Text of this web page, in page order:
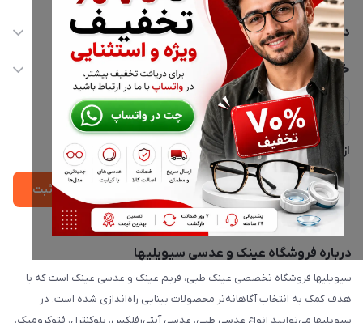
02177116909
info@civiliha.com
ارسال فوری در تهران + ارسال به سراسر کشور
دسترسی سریع
حساب کاربری
مجله فروشگاه
لیست محصولات
درباره ما
خدمات مشتریان
حریم خصوصی
پشتیبانی واتساپ 09397003162
از جدید‌ترین تخفیف‌ها با‌ خبر شوید
ثبت
درباره فروشگاه عینک و عدسی سیویلیها
سیویلیها فروشگاه تخصصی عینک طبی، فریم عینک و عدسی عینک است که با
هدف کمک به انتخاب آگاهانه‌تر محصولات بینایی راه‌اندازی شده است. در
سیویلیها می‌توانید انواع عدسی طبی، عدسی آنتی‌رفلکس، بلوکنترل، فتوکرومیک،